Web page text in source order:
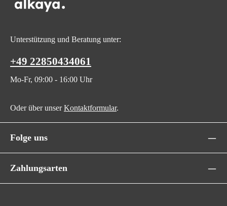
Unterstützung und Beratung unter:
+49 22850434061
Mo-Fr, 09:00 - 16:00 Uhr
Oder über unserKontaktformular.
Folge uns
Zahlungsarten